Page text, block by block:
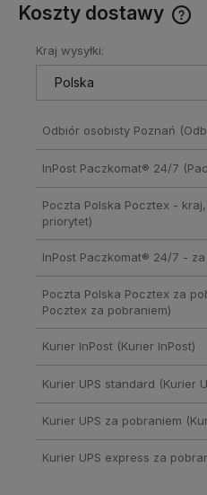
Koszty dostawy
Kraj wysyłki:
Odbiór osobisty Poznań
InPost Paczkomat® 24/7
Poczta Polska Pocztex -
priorytet)
InPost Paczkomat® 24/7 -
Poczta Polska Pocztex za
Pocztex za pobraniem)
Kurier InPost(Kurier InPost)
Kurier UPS standard (Kurier
Kurier UPS za pobraniem
Kurier UPS express za